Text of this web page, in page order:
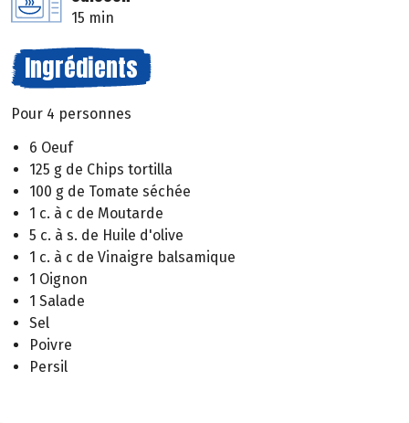
15 min
Ingrédients
Pour 4 personnes
6 Oeuf
125 g de Chips tortilla
100 g de Tomate séchée
1 c. à c de Moutarde
5 c. à s. de Huile d'olive
1 c. à c de Vinaigre balsamique
1 Oignon
1 Salade
Sel
Poivre
Persil